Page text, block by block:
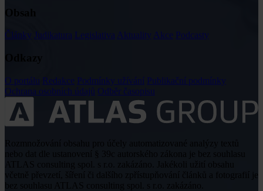
Články Judikatura Legislativa Aktuality Akce Podcasty
O portálu Redakce Podmínky užívání Publikační podmínky
Ochrana osobních údajů Odběr časopisu
včetně převzetí, šíření či dalšího zpřístupňování článků a fotografií je